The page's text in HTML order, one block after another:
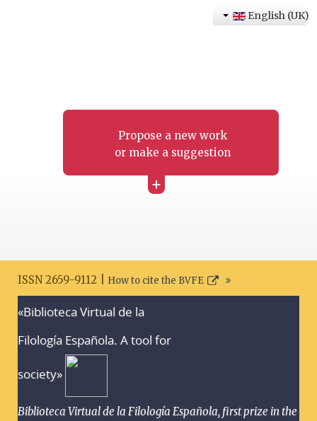
Propose a new work
or make a suggestion
+
English (UK)
ISSN 2659-9112 | How to cite the BVFE
«Biblioteca Virtual de la
Filología Española. A tool for
society»
Biblioteca Virtual de la Filología Española, first prize in the